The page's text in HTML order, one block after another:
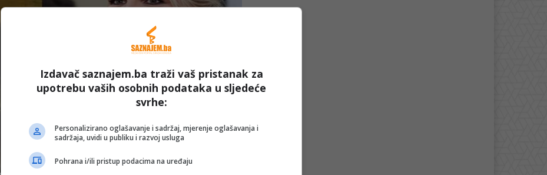
Izdavač saznajem.ba traži vaš pristanak za
upotrebu vaših osobnih podataka u sljedeće
svrhe:
Personalizirano oglašavanje i sadržaj, mjerenje oglašavanja i
sadržaja, uvidi u publiku i razvoj usluga
Pohrana i/ili pristup podacima na uređaju